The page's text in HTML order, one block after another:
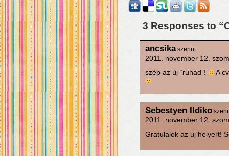
3 Responses to
ancsika szerint:
2011. november 12.
szép az új “ruhád”!
A
Sebestyen Ildiko
2011. november 12.
Gratulalok az uj helyert!